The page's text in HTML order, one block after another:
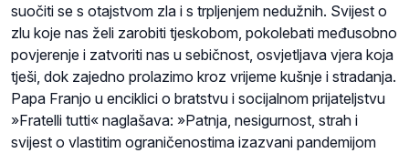
suočiti se s otajstvom zla i s trpljenjem nedužnih. Svijest o
zlu koje nas želi zarobiti tjeskobom, pokolebati međusobno
povjerenje i zatvoriti nas u sebičnost, osvjetljava vjera koja
tješi, dok zajedno prolazimo kroz vrijeme kušnje i stradanja.
Papa Franjo u enciklici o bratstvu i socijalnom prijateljstvu
»Fratelli tutti« naglašava: »Patnja, nesigurnost, strah i
svijest o vlastitim ograničenostima izazvani pandemijom